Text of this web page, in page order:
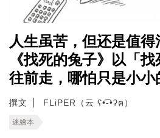
人生虽苦，但还是值
《找死的兔子》以「
往前走，哪怕只是小小
撰文 FLiPER（云 ʕ•͡-•ʔฅ）
迷繪本